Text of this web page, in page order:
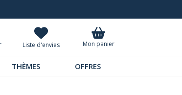
Liste d'envies Mon panier
THÈMES OFFRES